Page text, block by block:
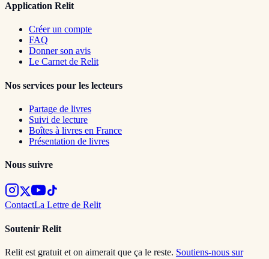
Application Relit
Créer un compte
FAQ
Donner son avis
Le Carnet de Relit
Nos services pour les lecteurs
Partage de livres
Suivi de lecture
Boîtes à livres en France
Présentation de livres
Nous suivre
ContactLa Lettre de Relit
Soutenir Relit
Relit est gratuit et on aimerait que ça le reste. Soutiens-nous sur